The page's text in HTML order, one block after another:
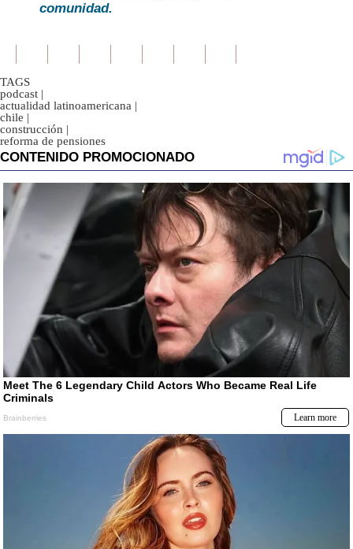
comunidad.
TAGS
podcast |
actualidad latinoamericana |
chile |
construcción |
reforma de pensiones